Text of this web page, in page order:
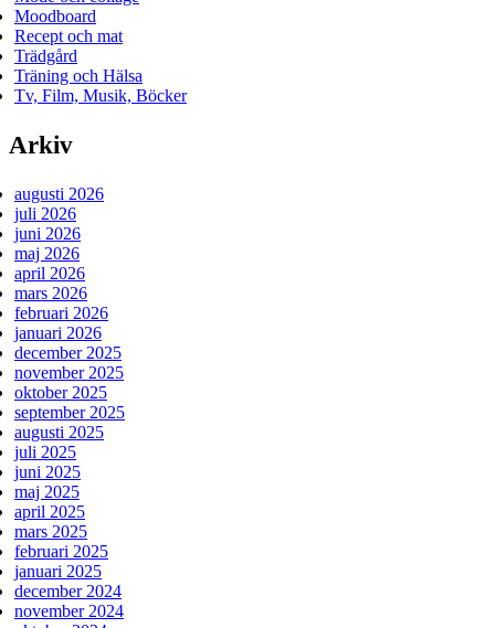
Moodboard
Recept och mat
Trädgård
Träning och Hälsa
Tv, Film, Musik, Böcker
Arkiv
augusti 2026
juli 2026
juni 2026
maj 2026
april 2026
mars 2026
februari 2026
januari 2026
december 2025
november 2025
oktober 2025
september 2025
augusti 2025
juli 2025
juni 2025
maj 2025
april 2025
mars 2025
februari 2025
januari 2025
december 2024
november 2024